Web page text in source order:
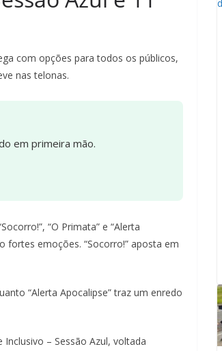
com opções para todos os públicos,
nas telonas.
em primeira mão.
“O Primata” e “Alerta
fortes emoções. “Socorro!” aposta em
“Alerta Apocalipse” traz um enredo
– Sessão Azul, voltada